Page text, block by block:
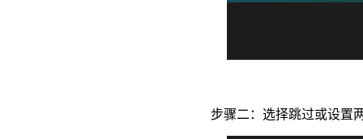
步骤二：选择跳过或设置